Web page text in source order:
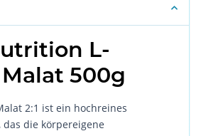
L-
500g
2:1 ist ein hochreines
die körpereigene